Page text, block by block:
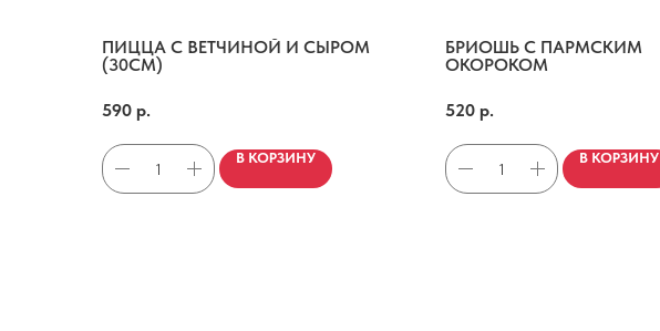
ПИЦЦА С ВЕТЧИНОЙ И СЫРОМ
(30СМ)
590 р.
В КОРЗИНУ
БРИОШЬ С ПАРМСКИМ
ОКОРОКОМ
520 р.
В КОРЗИНУ